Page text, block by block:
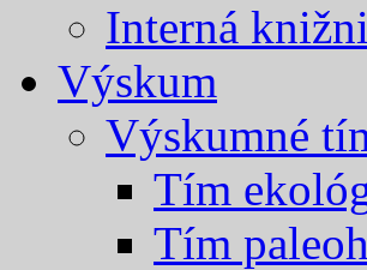
Interná
Výskum
Výskumné
Tím
Tím